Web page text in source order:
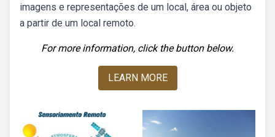
imagens e representações de um local, área ou objeto
a partir de um local remoto.
For more information, click the button below.
LEARN MORE